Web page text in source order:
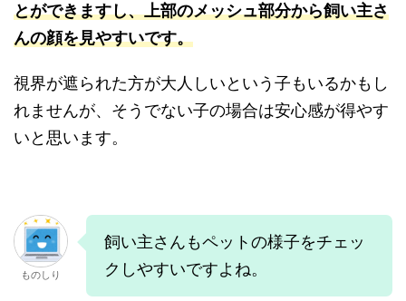
とができますし、上部のメッシュ部分から飼い主さ
んの顔を見やすいです。
視界が遮られた方が大人しいという子もいるかもし
れませんが、そうでない子の場合は安心感が得やす
いと思います。
ものしり
飼い主さんもペットの様子をチェッ
クしやすいですよね。